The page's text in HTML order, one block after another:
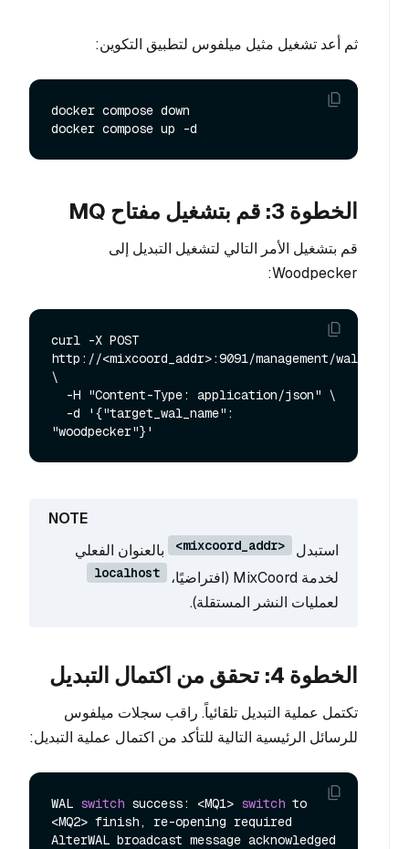
ثم أعد تشغيل مثيل ميلفوس لتطبيق التكوين:
docker compose down
الخطوة 3: قم بتشغيل مفتاح MQ
قم بتشغيل الأمر التالي لتشغيل التبديل إلى
Woodpecker:
curl -X POST
http://<mixcoord_addr>:9091/management/wal/alter
\
استبدل <mixcoord_addr>
بالعنوان الفعلي
لخدمة MixCoord (افتراضيًا،
localhost
لعمليات النشر المستقلة).
الخطوة 4: تحقق من اكتمال التبديل
تكتمل عملية التبديل تلقائياً. راقب سجلات ميلفوس
للرسائل الرئيسية التالية للتأكد من اكتمال عملية التبديل:
WAL switch success: <MQ1> switch to
<MQ2> finish, re-opening required